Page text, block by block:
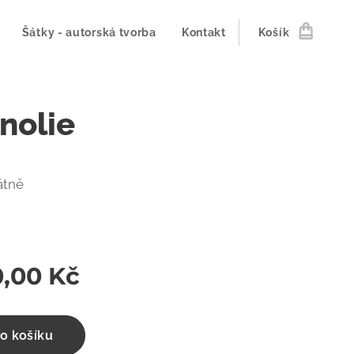
Šátky - autorská tvorba Kontakt Košík
Kč
košíku